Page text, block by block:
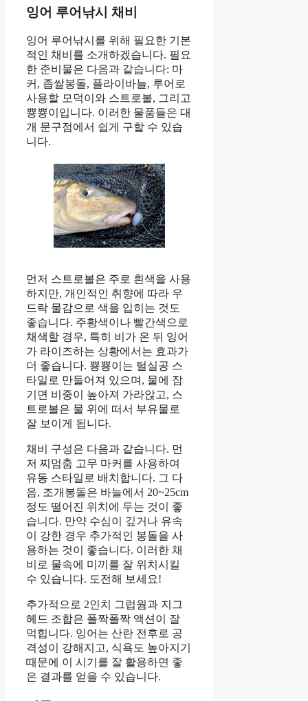
잉어 루어낚시 채비
잉어 루어낚시를 위해 필요한 기본
적인 채비를 소개하겠습니다. 필요
한 준비물은 다음과 같습니다: 마
커, 좁쌀봉돌, 플라이바늘, 루어로
사용할 모덕이와 스트로볼, 그리고
뿅뿅이입니다. 이러한 물품들은 대
개 문구점에서 쉽게 구할 수 있습
니다.
먼저 스트로볼은 주로 흰색을 사용
하지만, 개인적인 취향에 따라 우
드락 물감으로 색을 입히는 것도
좋습니다. 주황색이나 빨간색으로
채색할 경우, 특히 비가 온 뒤 잉어
가 라이즈하는 상황에서는 효과가
더 좋습니다. 뿅뿅이는 털실공 스
타일로 만들어져 있으며, 물에 잠
기면 비중이 높아져 가라앉고, 스
트로볼은 물 위에 떠서 부유물로
잘 보이게 됩니다.
채비 구성은 다음과 같습니다. 먼
저 찌멈춤 고무 마커를 사용하여
유동 스타일로 배치합니다. 그 다
음, 조개봉돌은 바늘에서 20~25cm
정도 떨어진 위치에 두는 것이 좋
습니다. 만약 수심이 깊거나 유속
이 강한 경우 추가적인 봉돌을 사
용하는 것이 좋습니다. 이러한 채
비로 물속에 미끼를 잘 위치시킬
수 있습니다. 도전해 보세요!
추가적으로 2인치 그럽웜과 지그
헤드 조합은 폴짝폴짝 액션이 잘
먹힙니다. 잉어는 산란 전후로 공
격성이 강해지고, 식욕도 높아지기
때문에 이 시기를 잘 활용하면 좋
은 결과를 얻을 수 있습니다.